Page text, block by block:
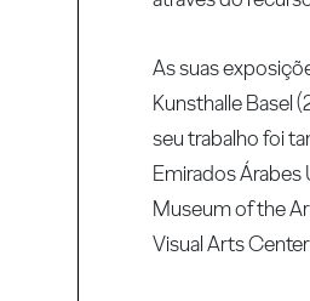
As suas
Kunsthalle Basel
seu trabalho foi
Emirados Árabes
Museum of the
Visual Arts